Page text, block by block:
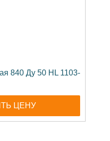
840 Ду 50 HL 1103-
ЦЕНУ